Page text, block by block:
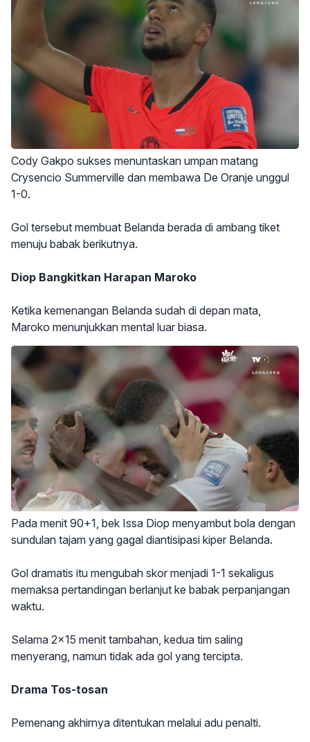
Cody Gakpo sukses menuntaskan umpan matang
Crysencio Summerville dan membawa De Oranje unggul
1-0.
Gol tersebut membuat Belanda berada di ambang tiket
menuju babak berikutnya.
Diop Bangkitkan Harapan Maroko
Ketika kemenangan Belanda sudah di depan mata,
Maroko menunjukkan mental luar biasa.
Pada menit 90+1, bek Issa Diop menyambut bola dengan
sundulan tajam yang gagal diantisipasi kiper Belanda.
Gol dramatis itu mengubah skor menjadi 1-1 sekaligus
memaksa pertandingan berlanjut ke babak perpanjangan
waktu.
Selama 2x15 menit tambahan, kedua tim saling
menyerang, namun tidak ada gol yang tercipta.
Drama Tos-tosan
Pemenang akhirnya ditentukan melalui adu penalti.